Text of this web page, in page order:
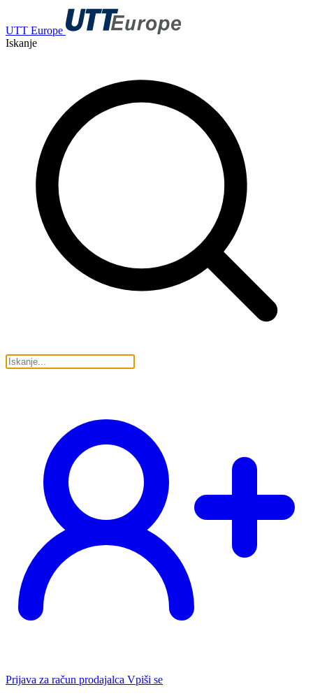
UTT Europe
Iskanje
Prijava za račun prodajalca Vpiši se